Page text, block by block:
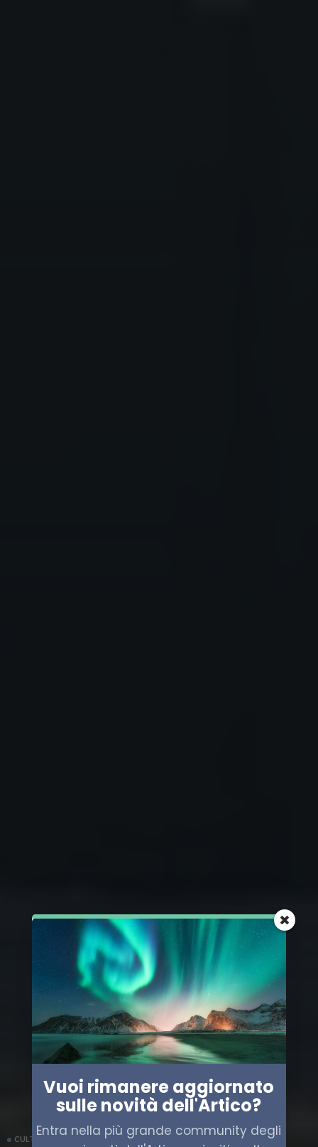
CULTURA NORVEGIA
Vuoi rimanere aggiornato
sulle novità dell'Artico?
Entra nella più grande community degli